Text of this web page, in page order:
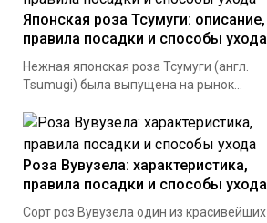
Японская роза Тсумуги: описание,
правила посадки и способы ухода
Нежная японская роза Тсумуги (англ.
Tsumugi) была выпущена на рынок...
Роза Вувузела: характеристика,
правила посадки и способы ухода
Сорт роз Вувузела один из красивейших